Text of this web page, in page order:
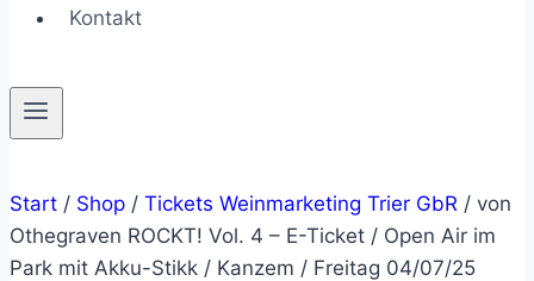
Kontakt
Start / Shop / Tickets Weinmarketing Trier GbR / von
Othegraven ROCKT! Vol. 4 – E-Ticket / Open Air im
Park mit Akku-Stikk / Kanzem / Freitag 04/07/25